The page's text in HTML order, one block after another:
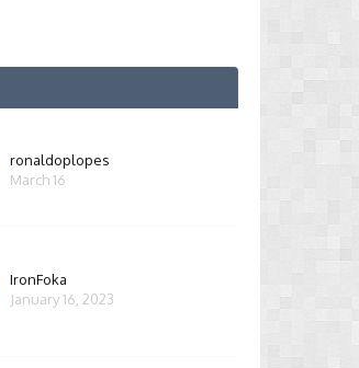
ronaldoplopes
March 16
IronFoka
January 16, 2023